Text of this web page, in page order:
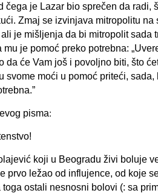
čega je Lazar bio sprečen da radi,
Zmaj se izvinjava mitropolitu na
je mišljenja da bi mitropolit sada
je pomoć preko potrebna:
da će Vam još i povoljno biti, što
svome moći u pomoć priteći, sada,
koji u Beogradu živi boluje
prvo ležao od influjence, od koje
ostali nesnosni bolovi (: sa